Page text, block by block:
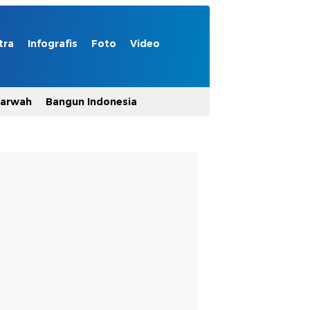
Infografis Foto Video
Bangun Indonesia